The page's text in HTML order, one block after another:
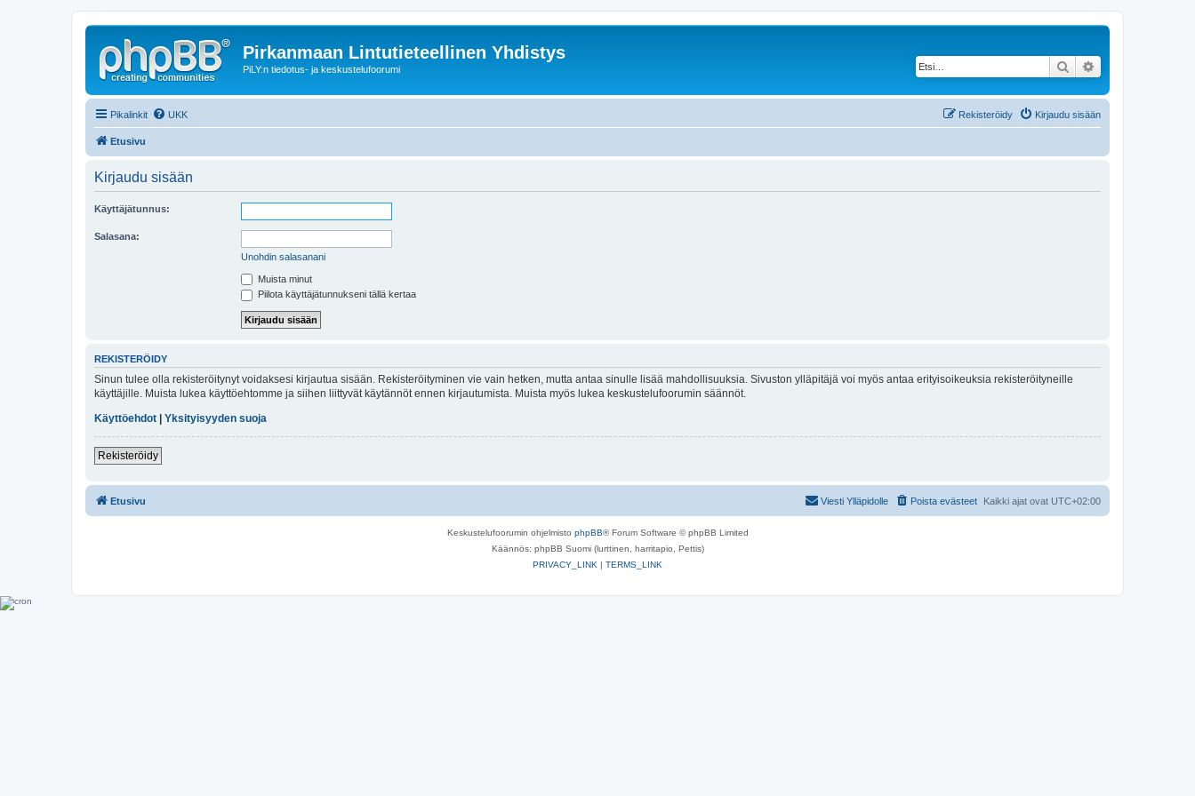
Pirkanmaan Lintutieteellinen Yhdistys
PiLY:n tiedotus- ja keskustelufoorumi Etsi
Pikalinkit UKK Kirjaudu sisään
Rekisteröidy
Etusivu
Kirjaudu sisään
Käyttäjätunnus:
Salasana:
Unohdin salasanani
Muista minut
Piilota käyttäjätunnukseni tällä kertaa
REKISTERÖIDY
Sinun tulee olla rekisteröitynyt voidaksesi kirjautua sisään. Rekisteröityminen vie vain hetken, mutta antaa sinulle lisää mahdollisuuksia. Sivuston ylläpitäjä voi myös antaa erityisoikeuksia rekisteröityneille
käyttäjille. Muista lukea käyttöehtomme ja siihen liittyvät käytännöt ennen kirjautumista. Muista myös lukea keskustelufoorumin säännöt.
Käyttöehdot
Yksityisyyden suoja
Rekisteröidy
Etusivu Kaikki ajat ovat UTC+02:00
Poista evästeet
Viesti Ylläpidolle
Keskustelufoorumin ohjelmisto phpBB® Forum Software © phpBB Limited
Käännös: phpBB Suomi (lurttinen, harritapio, Pettis)
PRIVACY_LINK | TERMS_LINK